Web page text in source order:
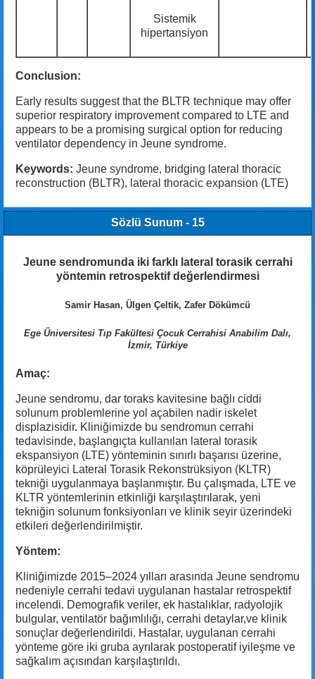
Sistemik
hipertansiyon
Conclusion:
Early results suggest that the BLTR technique may offer
superior respiratory improvement compared to LTE and
appears to be a promising surgical option for reducing
ventilator dependency in Jeune syndrome.
Keywords: Jeune syndrome, bridging lateral thoracic
reconstruction (BLTR), lateral thoracic expansion (LTE)
Sözlü Sunum - 15
Jeune sendromunda iki farklı lateral torasik cerrahi
yöntemin retrospektif değerlendirmesi
Samir Hasan, Ülgen Çeltik, Zafer Dökümcü
Ege Üniversitesi Tıp Fakültesi Çocuk Cerrahisi Anabilim Dalı,
İzmir, Türkiye
Amaç:
Jeune sendromu, dar toraks kavitesine bağlı ciddi
solunum problemlerine yol açabilen nadir iskelet
displazisidir. Kliniğimizde bu sendromun cerrahi
tedavisinde, başlangıçta kullanılan lateral torasik
ekspansiyon (LTE) yönteminin sınırlı başarısı üzerine,
köprüleyici Lateral Torasik Rekonstrüksiyon (KLTR)
tekniği uygulanmaya başlanmıştır. Bu çalışmada, LTE ve
KLTR yöntemlerinin etkinliği karşılaştırılarak, yeni
tekniğin solunum fonksiyonları ve klinik seyir üzerindeki
etkileri değerlendirilmiştir.
Yöntem:
Kliniğimizde 2015–2024 yılları arasında Jeune sendromu
nedeniyle cerrahi tedavi uygulanan hastalar retrospektif
incelendi. Demografik veriler, ek hastalıklar, radyolojik
bulgular, ventilatör bağımlılığı, cerrahi detaylar,ve klinik
sonuçlar değerlendirildi. Hastalar, uygulanan cerrahi
yönteme göre iki gruba ayrılarak postoperatif iyileşme ve
sağkalım açısından karşılaştırıldı.